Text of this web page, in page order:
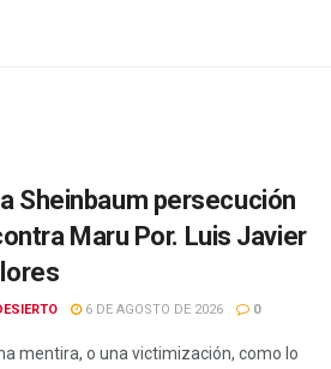
Sheinbaum persecución
Maru Por. Luis Javier
6 DE AGOSTO DE 2026 0
mentira, o una victimización, como lo